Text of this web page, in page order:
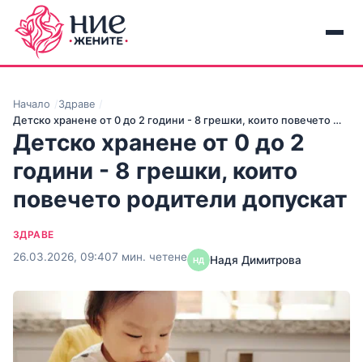
Начало
Здраве
Детско хранене от 0 до 2 години - 8 грешки, които повечето …
Детско хранене от 0 до 2
години - 8 грешки, които
повечето родители допускат
ЗДРАВЕ
26.03.2026, 09:407 мин. четене Надя Димитрова